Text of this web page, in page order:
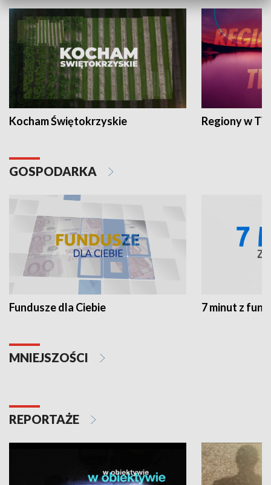
Kocham Świętokrzyskie Regiony w
GOSPODARKA
Fundusze dla Ciebie 7 minut z
MNIEJSZOŚCI
REPORTAŻE